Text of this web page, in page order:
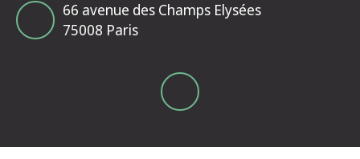
66 avenue des Champs Elysées
75008 Paris